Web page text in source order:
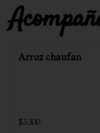
Arroz chaufan
$3.300